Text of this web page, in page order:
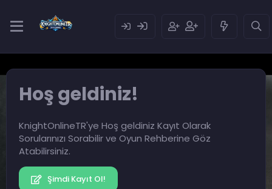
Hoş geldiniz!
KnightOnlineTR'ye Hoş geldiniz Kayıt Olarak
Sorularınızı Sorabilir ve Oyun Rehberine Göz
Atabilirsiniz.
Şimdi Kayıt Ol!